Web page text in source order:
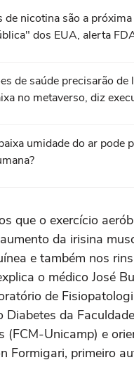
de nicotina são a
dos EUA, alerta
de saúde precisarão de
no metaverso, diz
umidade do ar pode
que o exercício
da irisina
e também nos
o médico José
de
Diabetes da
(FCM-Unicamp) e
Formigari, primeiro